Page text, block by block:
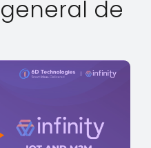
de